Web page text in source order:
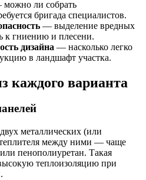
ли собрать
бригада специалистов.
— выделение вредных
к гниению и плесени.
дизайна — насколько легко
в ландшафт участка.
каждого варианта
металлических (или
между ними — чаще
пенополиуретан. Такая
теплоизоляцию при